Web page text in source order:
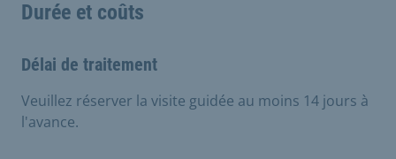
Durée et coûts
Délai de traitement
Veuillez réserver la visite guidée au moins 14 jours à
l'avance.